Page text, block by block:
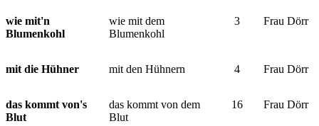
wie mit'n
Blumenkohl
wie mit dem
Blumenkohl
3 Frau Dörr
mit die Hühner mit den Hühnern 4 Frau Dörr
das kommt von's
Blut
das kommt von dem
Blut
16 Frau Dörr